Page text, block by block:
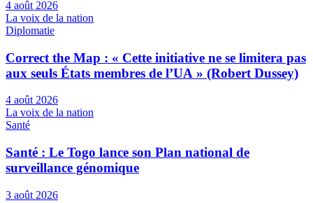
4 août 2026
La voix de la nation
Diplomatie
Correct the Map : « Cette initiative ne se limitera pas
aux seuls États membres de l’UA » (Robert Dussey)
4 août 2026
La voix de la nation
Santé
Santé : Le Togo lance son Plan national de
surveillance génomique
3 août 2026